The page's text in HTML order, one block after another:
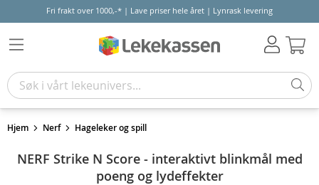
Fri frakt over 1000,-* | Lave priser hele året | Lynrask levering
Hjem Nerf Hageleker og spill
NERF Strike N Score - interaktivt blinkmål med
poeng og lydeffekter